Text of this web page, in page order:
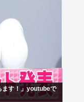
ます！」youtubeで